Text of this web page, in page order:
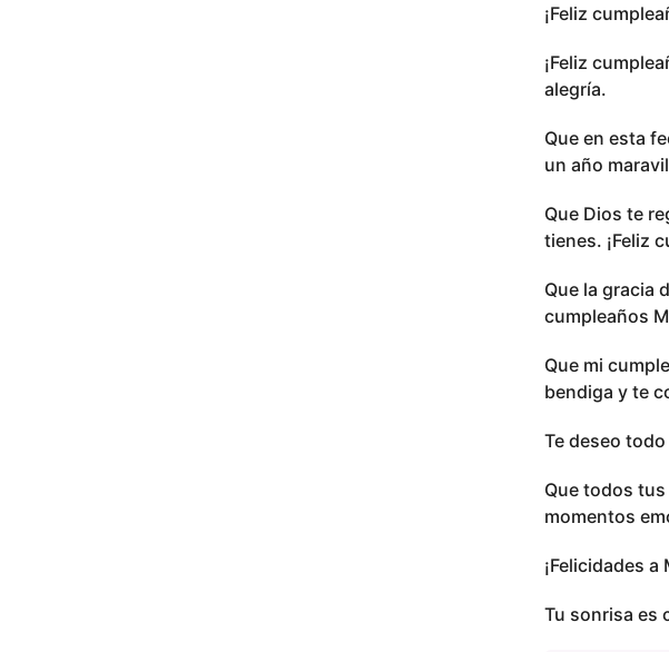
¡Feliz
¡Feliz
alegría.
Que en esta
un año
Que Dios te
tienes. ¡Feliz
Que la gracia
cumpleaños
Que mi
bendiga y te
Te deseo
Que todos
momentos
¡Felicidades
Tu sonrisa es